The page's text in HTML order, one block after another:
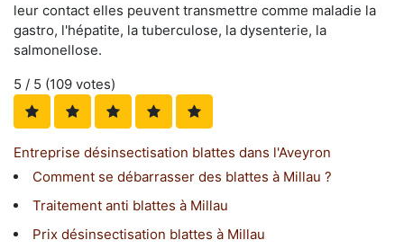
leur contact elles peuvent transmettre comme maladie la
gastro, l'hépatite, la tuberculose, la dysenterie, la
salmonellose.
5 / 5 (109 votes)
Entreprise désinsectisation blattes dans l'Aveyron
Comment se débarrasser des blattes à Millau ?
Traitement anti blattes à Millau
Prix désinsectisation blattes à Millau